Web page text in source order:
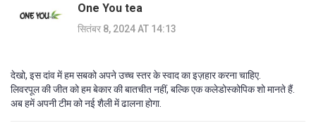
One You tea
सितंबर 8, 2024 AT 14:13
देखो, इस दांव में हम सबको अपने उच्च स्तर के स्वाद का इज़हार करना चाहिए.
लिवरपूल की जीत को हम बेकार की बातचीत नहीं, बल्कि एक कलेडोस्कोपिक शो मानते हैं.
अब हमें अपनी टीम को नई शैली में ढालना होगा.